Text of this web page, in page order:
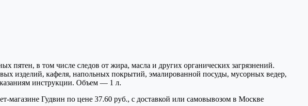
в том числе следов от жира, масла и других органических загрязнений.
изделий, кафеля, напольных покрытий, эмалированной посуды, мусорных ведер,
инструкции. Объем — 1 л.
Гудвин по цене 37.60 руб., с доставкой или самовывозом в Москве